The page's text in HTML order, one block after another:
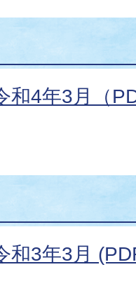
和4年3月（
和3年3月